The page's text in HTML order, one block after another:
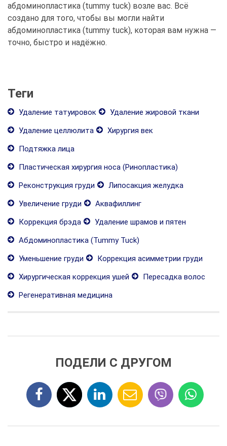
абдоминопластика (tummy tuck) возле вас. Всё
создано для того, чтобы вы могли найти
абдоминопластика (tummy tuck), которая вам нужна —
точно, быстро и надёжно.
Теги
Удаление татуировок
Удаление жировой ткани
Удаление целлюлита
Хирургия век
Подтяжка лица
Пластическая хирургия носа (Ринопластика)
Реконструкция груди
Липосакция желудка
Увеличение груди
Аквафиллинг
Коррекция брэда
Удаление шрамов и пятен
Абдоминопластика (Tummy Tuck)
Уменьшение груди
Коррекция асимметрии груди
Хирургическая коррекция ушей
Пересадка волос
Регенеративная медицина
ПОДЕЛИ С ДРУГОМ